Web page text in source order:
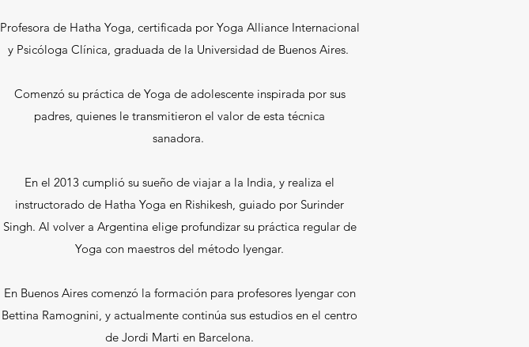
Profesora de Hatha Yoga, certificada por Yoga Alliance Internacional
y Psicóloga Clínica, graduada de la Universidad de Buenos Aires.
Comenzó su práctica de Yoga de adolescente inspirada por sus
padres, quienes le transmitieron el valor de esta técnica
sanadora.
En el 2013 cumplió su sueño de viajar a la India, y realiza el
instructorado de Hatha Yoga en Rishikesh, guiado por Surinder
Singh. Al volver a Argentina elige profundizar su práctica regular de
Yoga con maestros del método Iyengar.
En Buenos Aires comenzó la formación para profesores Iyengar con
Bettina Ramognini, y actualmente continúa sus estudios en el centro
de Jordi Marti en Barcelona.